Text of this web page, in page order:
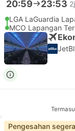
20:59 23:53
LGA LaGuardia
MCO Lapangan
Pengesahan segera